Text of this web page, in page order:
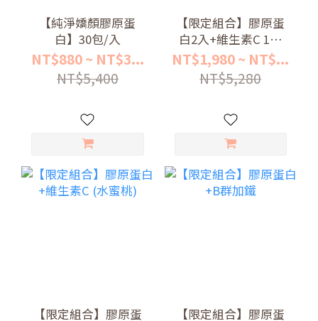
【純淨嬌顏膠原蛋
白】30包/入
NT$880 ~ NT$3...
NT$5,400
【限定組合】膠原蛋
白2入+維生素C 1入
(檸檬)
NT$1,980 ~ NT$...
NT$5,280
【限定組合】膠原蛋
【限定組合】膠原蛋